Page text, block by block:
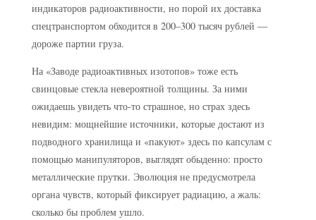
индикаторов радиоактивности, но порой их доставка
спецтранспортом обходится в 200–300 тысяч рублей —
дороже партии груза.
На «Заводе радиоактивных изотопов» тоже есть
свинцовые стекла невероятной толщины. За ними
ожидаешь увидеть что-то страшное, но страх здесь
невидим: мощнейшие источники, которые достают из
подводного хранилища и «пакуют» здесь по капсулам с
помощью манипуляторов, выглядят обыденно: просто
металлические прутки. Эволюция не предусмотрела
органа чувств, который фиксирует радиацию, а жаль:
сколько бы проблем ушло.